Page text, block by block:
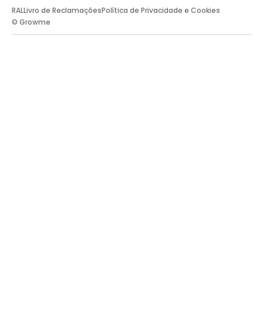
RALLivro de ReclamaçõesPolítica de Privacidade e Cookies
© Growme